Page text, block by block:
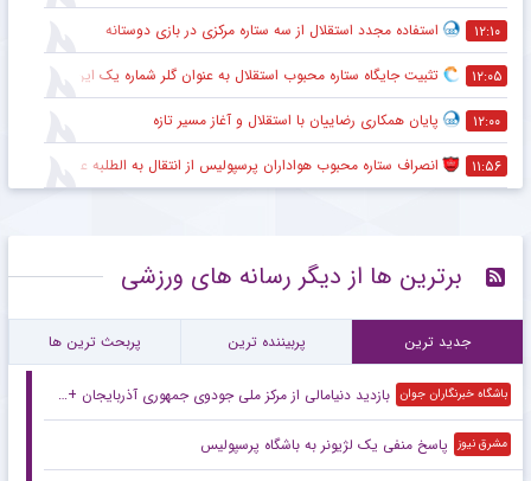
۱۲:۱۰ استفاده مجدد استقلال از سه ستاره مرکزی در بازی دوستانه
۱۲:۰۵ تثبیت جایگاه ستاره محبوب استقلال به عنوان گلر شماره یک این تیم برای شروع لیگ
۱۲:۰۰ پایان همکاری رضاییان با استقلال و آغاز مسیر تازه
۱۱:۵۶ انصراف ستاره محبوب هواداران پرسپولیس از انتقال به الطلبه عراق
برترین ها از دیگر رسانه های ورزشی
جدید ترین پربیننده ترین پربحث ترین ها
باشگاه خبرنگاران جوان بازدید دنیامالی از مرکز ملی جودوی جمهوری آذربایجان + فیلم
مشرق نیوز پاسخ منفی یک لژیونر به باشگاه پرسپولیس